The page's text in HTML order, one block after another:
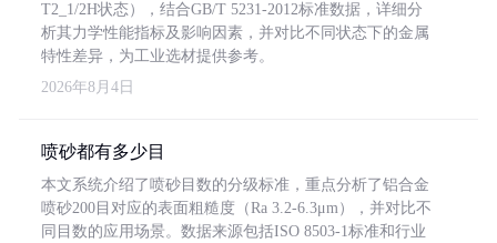
T2_1/2H状态），结合GB/T 5231-2012标准数据，详细分
析其力学性能指标及影响因素，并对比不同状态下的金属
特性差异，为工业选材提供参考。
2026年8月4日
喷砂都有多少目
本文系统介绍了喷砂目数的分级标准，重点分析了铝合金
喷砂200目对应的表面粗糙度（Ra 3.2-6.3μm），并对比不
同目数的应用场景。数据来源包括ISO 8503-1标准和行业